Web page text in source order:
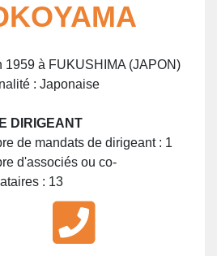
1959 à FUKUSHIMA (JAPON)
: Japonaise
DIRIGEANT
de mandats de dirigeant : 1
d'associés ou co-
: 13